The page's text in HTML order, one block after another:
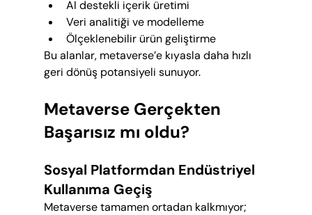
AI destekli içerik üretimi
Veri analitiği ve modelleme
Ölçeklenebilir ürün geliştirme
Bu alanlar, metaverse’e kıyasla daha hızlı
geri dönüş potansiyeli sunuyor.
Metaverse Gerçekten
Başarısız mı oldu?
Sosyal Platformdan Endüstriyel
Kullanıma Geçiş
Metaverse tamamen ortadan kalkmıyor;